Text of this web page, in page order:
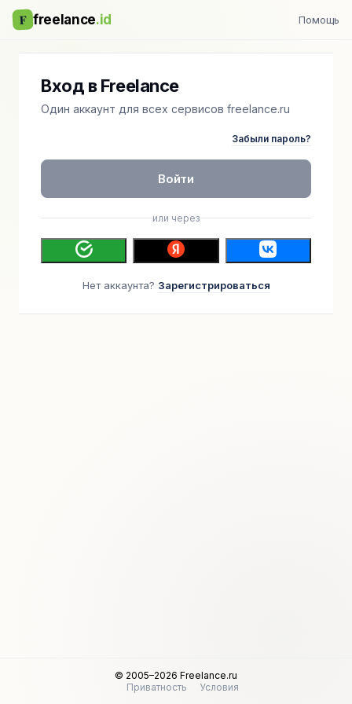
F freelance.id Помощь
Вход в Freelance
Один аккаунт для всех сервисов freelance.ru
Забыли пароль?
Войти
или через
Нет аккаунта? Зарегистрироваться
© 2005–2026 Freelance.ru
Приватность
Условия